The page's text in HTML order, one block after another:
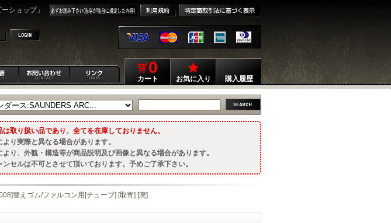
ショップ」
0
カート お気に入り 購入履歴
取り扱い品であり、全てを在庫しておりません。
り実際と異なる場合があります。
り、外観・構造等が商品説明及び画像と異なる場合があります。
セルは不可とさせて頂いております。予めご了承下さい。
替えゴム/ファルコン用[チューブ] [取寄] [廃]